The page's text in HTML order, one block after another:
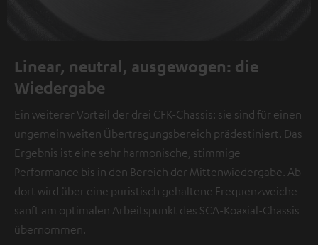
Linear, neutral, ausgewogen: die
Wiedergabe
Ein weiterer Vorteil der drei CFK-Chassis: sie sind für einen
ungemein weiten Übertragungsbereich prädestiniert. Das
Ergebnis ist eine sehr harmonische, stimmige
Performance bis in den Bereich der Mittenwiedergabe. Ab
dort wird über eine puristisch gehaltene Frequenzweiche
sanft am optimalen Arbeitspunkt des SCA-Koaxial-Chassis
übernommen.